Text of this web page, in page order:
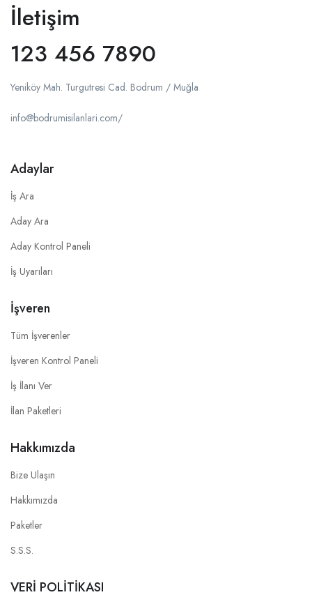
İletişim
123 456 7890
Yeniköy Mah. Turgutresi Cad. Bodrum / Muğla
info@bodrumisilanlari.com/
Adaylar
İş Ara
Aday Ara
Aday Kontrol Paneli
İş Uyarıları
İşveren
Tüm İşverenler
İşveren Kontrol Paneli
İş İlanı Ver
İlan Paketleri
Hakkımızda
Bize Ulaşın
Hakkımızda
Paketler
S.S.S.
VERİ POLİTİKASI